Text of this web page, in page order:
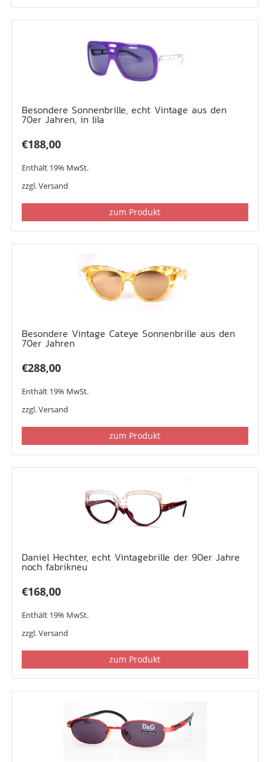
Besondere Sonnenbrille, echt Vintage aus den
70er Jahren, in lila
€188,00
Enthält 19% MwSt.
zzgl.Versand
zum Produkt
Besondere Vintage Cateye Sonnenbrille aus den
70er Jahren
€288,00
Enthält 19% MwSt.
zzgl.Versand
zum Produkt
Daniel Hechter, echt Vintagebrille der 90er Jahre
noch fabrikneu
€168,00
Enthält 19% MwSt.
zzgl.Versand
zum Produkt